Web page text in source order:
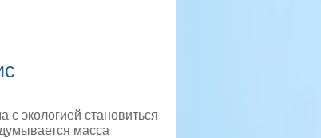
экологией становиться
масса